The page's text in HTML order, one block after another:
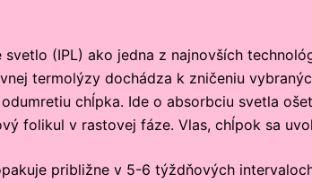
svetlo (IPL) ako jedna z najnovších
termolýzy dochádza k zničeniu
chĺpka. Ide o absorbciu svetla
folikul v rastovej fáze. Vlas, chĺpok sa
približne v 5-6 týždňových